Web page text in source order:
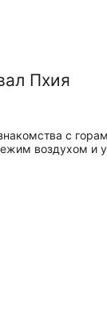
Пхия
с
воздухом